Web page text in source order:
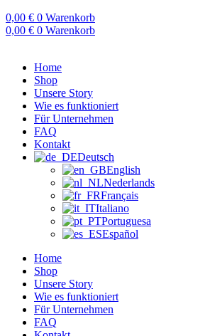
0,00 € 0 Warenkorb
0,00 € 0 Warenkorb
Home
Shop
Unsere Story
Wie es funktioniert
Für Unternehmen
FAQ
Kontakt
Deutsch
English
Nederlands
Français
Italiano
Portuguesa
Español
Home
Shop
Unsere Story
Wie es funktioniert
Für Unternehmen
FAQ